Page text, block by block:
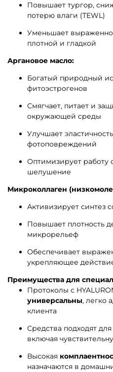
Повышает тургор,
потерю влаги (TEWL)
Уменьшает
плотной и гладкой
Аргановое масло:
Богатый природный
фитоэстрогенов
Смягчает, питает и
окружающей среды
Улучшает
фотоповреждений
Оптимизирует работу
шелушение
Микроколлаген
Активизирует синтез
Повышает плотность
микрорельеф
Обеспечивает
укрепляющее
Преимущества для
Протоколы с
универсальны, легко
клиента
Средства подходят для
включая
Высокая
назначаются в